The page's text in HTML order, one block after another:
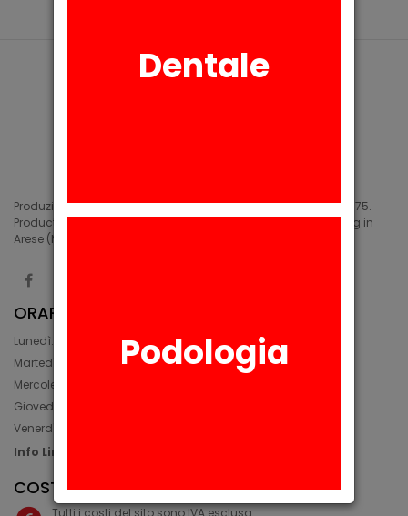
Produzione di siliconi medicali e industriali in Arese (MI) dal 1975.
Production of medical and industrial silicones. Manufacturing in
Arese (MI) since 1975.
ORARIO
Lunedì: 08:30 - 12:30, 14:00 - 17:45
Martedì: 08:30 - 12:30, 14:00 - 17:00
Mercoledì: 08:30 - 12:30, 14:00 - 17:00
Giovedì: 09:30 - 12:30, 14:00 - 17:00
Venerdì: 08:30 - 12:30, 14:00 - 17:00
Info Line: +39 02 93581452
COSTI IVA E SPEDIZIONE
Dentale
Podologia